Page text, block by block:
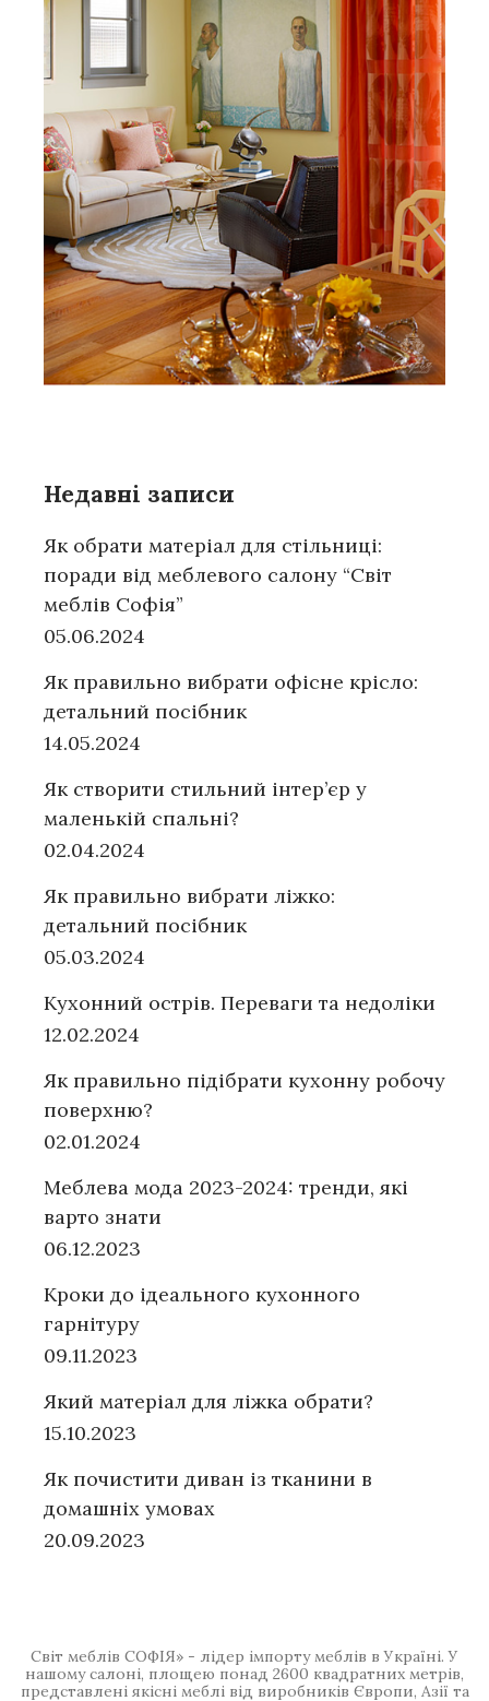
Недавні записи
Як обрати матеріал для стільниці:
поради від меблевого салону “Світ
меблів Софія”
05.06.2024
Як правильно вибрати офісне крісло:
детальний посібник
14.05.2024
Як створити стильний інтер’єр у
маленькій спальні?
02.04.2024
Як правильно вибрати ліжко:
детальний посібник
05.03.2024
Кухонний острів. Переваги та недоліки
12.02.2024
Як правильно підібрати кухонну робочу
поверхню?
02.01.2024
Меблева мода 2023-2024: тренди, які
варто знати
06.12.2023
Кроки до ідеального кухонного
гарнітуру
09.11.2023
Який матеріал для ліжка обрати?
15.10.2023
Як почистити диван із тканини в
домашніх умовах
20.09.2023
Світ меблів СОФІЯ» - лідер імпорту меблів в Україні. У
нашому салоні, площею понад 2600 квадратних метрів,
представлені якісні меблі від виробників Європи, Азії та